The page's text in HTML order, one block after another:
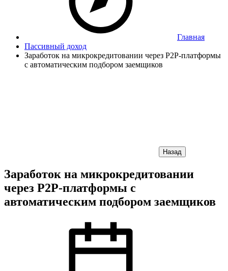
Главная
Пассивный доход
Заработок на микрокредитовании через P2P-платформы
с автоматическим подбором заемщиков
Назад
Заработок на микрокредитовании
через P2P-платформы с
автоматическим подбором заемщиков